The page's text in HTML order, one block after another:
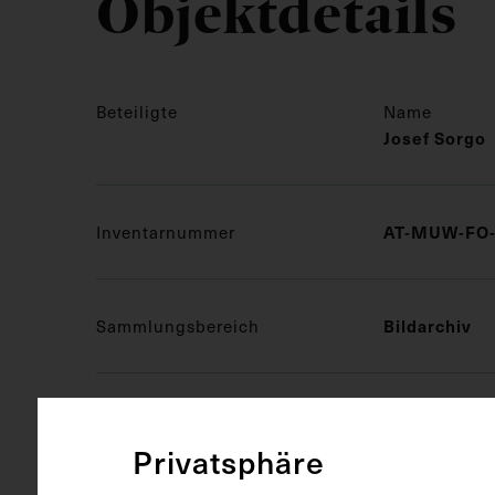
Beteiligte Name
Josef Sorgo
Inventarnummer AT-MUW-
Sammlungsbereich Bildarchiv
Privatsphäre